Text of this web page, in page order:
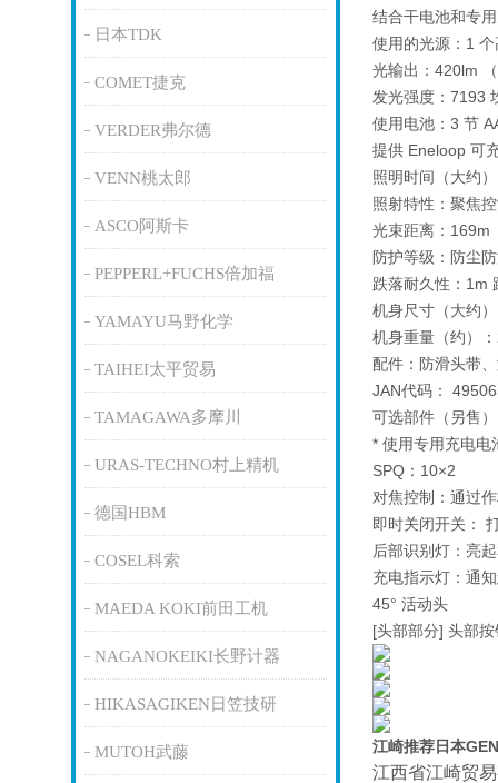
日本TDK
COMET捷克
VERDER弗尔德
VENN桃太郎
ASCO阿斯卡
PEPPERL+FUCHS倍加福
YAMAYU马野化学
TAIHEI太平贸易
TAMAGAWA多摩川
URAS-TECHNO村上精机
德国HBM
COSEL科索
MAEDA KOKI前田工机
NAGANOKEIKI长野计器
HIKASAGIKEN日笠技研
MUTOH武藤
结合干电池和专
使用的光源：1
光输出：420lm
发光强度：7193
使用电池：3 节
提供 Eneloop 可
照明时间（大约
照射特性：聚焦
光束距离：169m
防护等级：防尘
跌落耐久性：1m
机身尺寸（大约
机身重量（约）
配件：防滑头带
JAN代码：
可选部件（另售
* 使用专用充电电
SPQ：10×2
对焦控制：通过
即时关闭开关：
后部识别灯：亮
充电指示灯：通
45° 活动头
[头部部分] 头部
江崎推荐日本
江西省江崎贸